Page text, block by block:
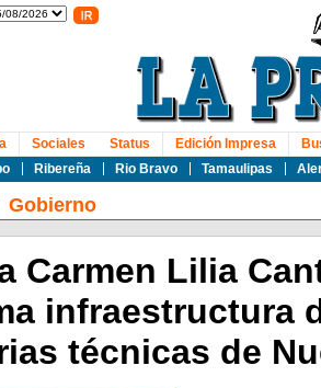
Ribereña Rio Bravo Tamaulipas
Sociales Status Edición Impresa
Gobierno
Carmen Lilia
infraestructura
técnicas de